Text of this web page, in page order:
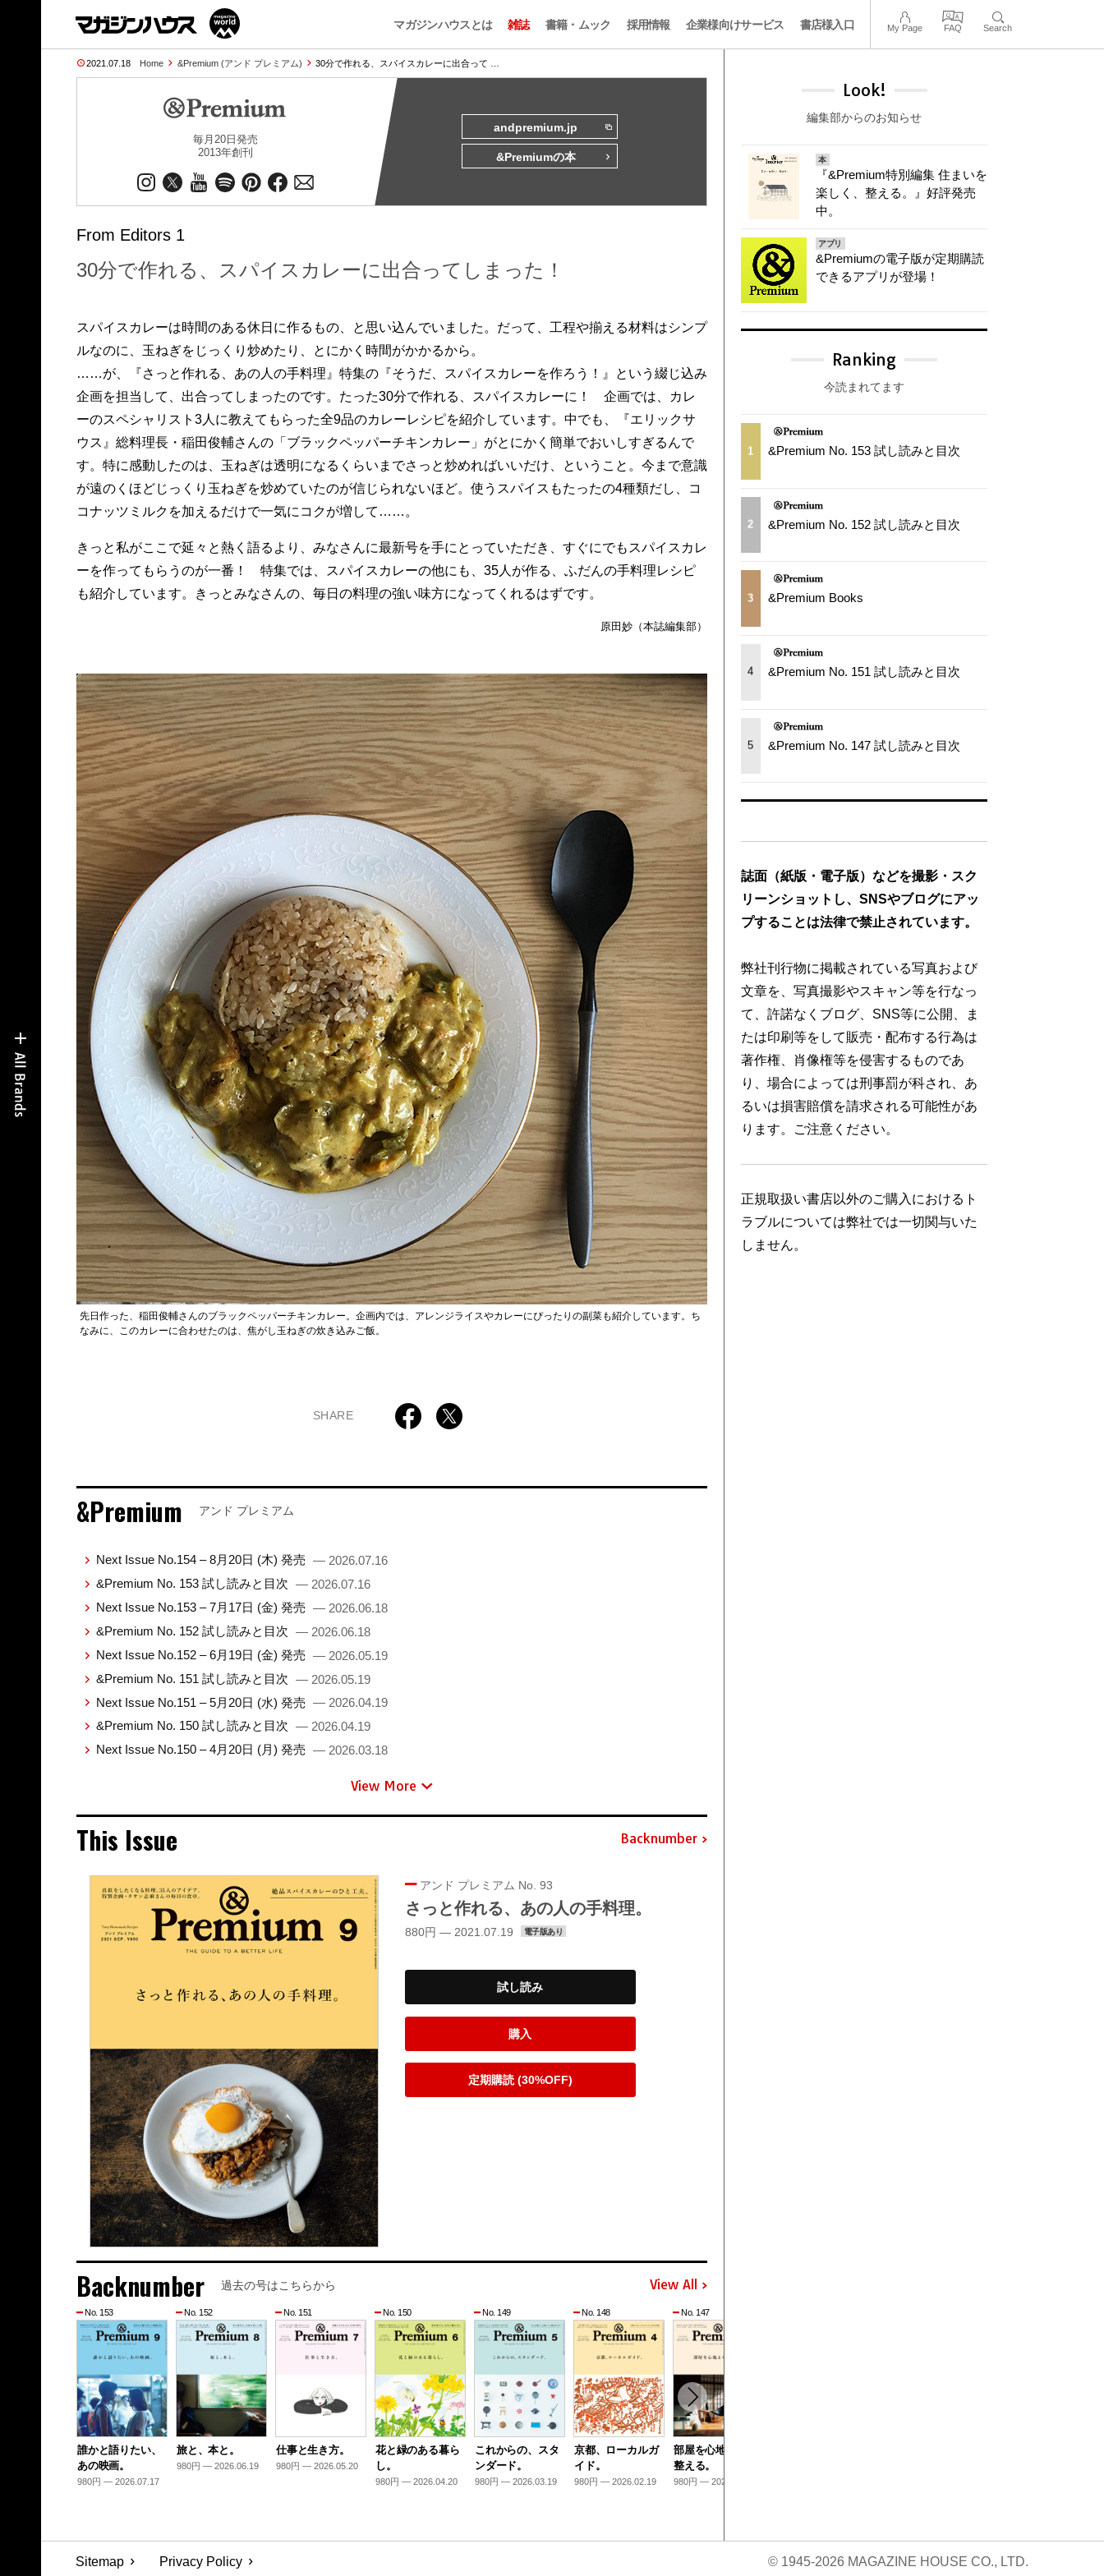
マガジンハウスとは 雑誌 書籍・ムック 採用情報 企業様向けサービス 書店様入口 My Page FAQ Search
2021.07.18 Home &Premium (アンド プレミアム) 30分で作れる、スパイスカレーに出合って …
毎月20日発売
2013年創刊
andpremium.jp
&Premiumの本
From Editors 1
30分で作れる、スパイスカレーに出合ってしまった！
スパイスカレーは時間のある休日に作るもの、と思い込んでいました。だって、工程や揃える材料はシンプ
ルなのに、玉ねぎをじっくり炒めたり、とにかく時間がかかるから。
……が、『さっと作れる、あの人の手料理』特集の『そうだ、スパイスカレーを作ろう！』という綴じ込み
企画を担当して、出合ってしまったのです。たった30分で作れる、スパイスカレーに！ 企画では、カレ
ーのスペシャリスト3人に教えてもらった全9品のカレーレシピを紹介しています。中でも、『エリックサ
ウス』総料理長・稲田俊輔さんの「ブラックペッパーチキンカレー」がとにかく簡単でおいしすぎるんで
す。特に感動したのは、玉ねぎは透明になるくらいまでさっと炒めればいいだけ、ということ。今まで意識
が遠のくほどじっくり玉ねぎを炒めていたのが信じられないほど。使うスパイスもたったの4種類だし、コ
コナッツミルクを加えるだけで一気にコクが増して……。
きっと私がここで延々と熱く語るより、みなさんに最新号を手にとっていただき、すぐにでもスパイスカレ
ーを作ってもらうのが一番！ 特集では、スパイスカレーの他にも、35人が作る、ふだんの手料理レシピ
も紹介しています。きっとみなさんの、毎日の料理の強い味方になってくれるはずです。
原田妙（本誌編集部）
先日作った、稲田俊輔さんのブラックペッパーチキンカレー。企画内では、アレンジライスやカレーにぴったりの副菜も紹介しています。ち
なみに、このカレーに合わせたのは、焦がし玉ねぎの炊き込みご飯。
SHARE
&Premium アンド プレミアム
Next Issue No.154 – 8月20日 (木) 発売 — 2026.07.16
&Premium No. 153 試し読みと目次 — 2026.07.16
Next Issue No.153 – 7月17日 (金) 発売 — 2026.06.18
&Premium No. 152 試し読みと目次 — 2026.06.18
Next Issue No.152 – 6月19日 (金) 発売 — 2026.05.19
&Premium No. 151 試し読みと目次 — 2026.05.19
Next Issue No.151 – 5月20日 (水) 発売 — 2026.04.19
&Premium No. 150 試し読みと目次 — 2026.04.19
Next Issue No.150 – 4月20日 (月) 発売 — 2026.03.18
View More
This Issue Backnumber
アンド プレミアム No. 93
さっと作れる、あの人の手料理。
880円 — 2021.07.19 電子版あり
試し読み
購入
定期購読 (30%OFF)
Backnumber 過去の号はこちらから View All
No. 153
誰かと語りたい、
あの映画。
980円 — 2026.07.17
No. 152
旅と、本と。
980円 — 2026.06.19
No. 151
仕事と生き方。
980円 — 2026.05.20
No. 150
花と緑のある暮ら
し。
980円 — 2026.04.20
No. 149
これからの、スタ
ンダード。
980円 — 2026.03.19
No. 148
京都、ローカルガ
イド。
980円 — 2026.02.19
No. 147
部屋を心地よく、
整える。
980円 — 2026.01.20
Look!
編集部からのお知らせ
本
『&Premium特別編集 住まいを
楽しく、整える。』好評発売
中。
アプリ
&Premiumの電子版が定期購読
できるアプリが登場！
Ranking
今読まれてます
1 &Premium No. 153 試し読みと目次
2 &Premium No. 152 試し読みと目次
3 &Premium Books
4 &Premium No. 151 試し読みと目次
5 &Premium No. 147 試し読みと目次
誌面（紙版・電子版）などを撮影・スク
リーンショットし、SNSやブログにアッ
プすることは法律で禁止されています。
弊社刊行物に掲載されている写真および
文章を、写真撮影やスキャン等を行なっ
て、許諾なくブログ、SNS等に公開、ま
たは印刷等をして販売・配布する行為は
著作権、肖像権等を侵害するものであ
り、場合によっては刑事罰が科され、あ
るいは損害賠償を請求される可能性があ
ります。ご注意ください。
正規取扱い書店以外のご購入におけるト
ラブルについては弊社では一切関与いた
しません。
Sitemap Privacy Policy © 1945-2026 MAGAZINE HOUSE CO., LTD.